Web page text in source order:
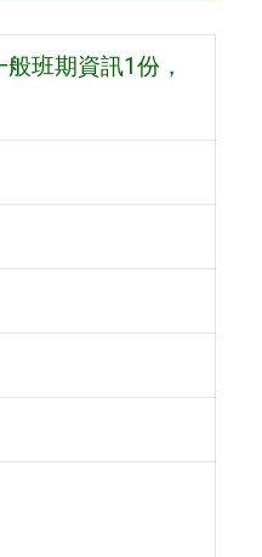
班期資訊1份，